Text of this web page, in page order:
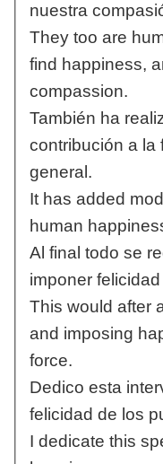
nuestra
They too are
find happiness,
compassion.
También ha
contribución a la
general.
It has added
human
Al final todo se
imponer
This would after
and imposing
force.
Dedico esta
felicidad de los
I dedicate this